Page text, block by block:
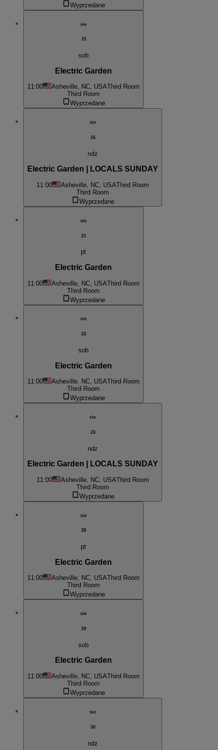
Wyprzedane
sie
15
sob
Electric Garden
11:00 Asheville, NC, USAThird Room
Third Room
Wyprzedane
sie
16
ndz
Electric Garden | LOCALS SUNDAY
11:00 Asheville, NC, USAThird Room
Third Room
Wyprzedane
sie
21
pt
Electric Garden
11:00 Asheville, NC, USAThird Room
Third Room
Wyprzedane
sie
22
sob
Electric Garden
11:00 Asheville, NC, USAThird Room
Third Room
Wyprzedane
sie
23
ndz
Electric Garden | LOCALS SUNDAY
11:00 Asheville, NC, USAThird Room
Third Room
Wyprzedane
sie
28
pt
Electric Garden
11:00 Asheville, NC, USAThird Room
Third Room
Wyprzedane
sie
29
sob
Electric Garden
11:00 Asheville, NC, USAThird Room
Third Room
Wyprzedane
sie
30
ndz